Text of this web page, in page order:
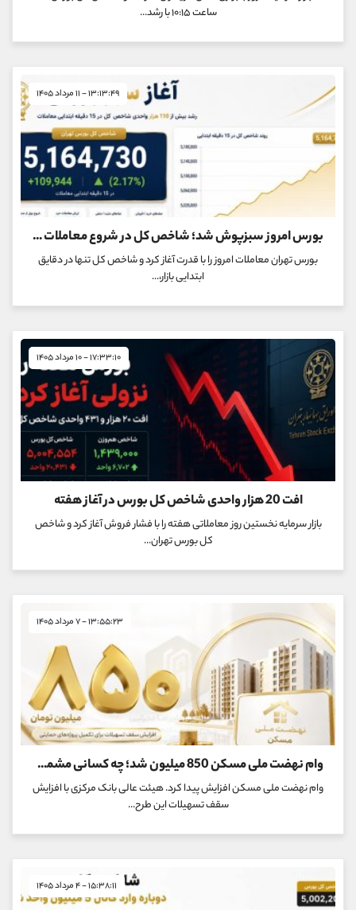
ساعت ۱۰:۱۵ با رشد...
۱۳:۱۳:۴۹ - ۱۱ مرداد ۱۴۰۵
بورس امروز سبزپوش شد؛ شاخص کل در شروع معاملات بیش از 110 هزار واحد رشد کرد
بورس تهران معاملات امروز را با قدرت آغاز کرد و شاخص کل تنها در دقایق
ابتدایی بازار،...
۱۷:۳۳:۱۰ - ۱۰ مرداد ۱۴۰۵
افت 20 هزار واحدی شاخص کل بورس در آغاز هفته
بازار سرمایه نخستین روز معاملاتی هفته را با فشار فروش آغاز کرد و شاخص
کل بورس تهران...
۱۳:۵۵:۲۳ - ۷ مرداد ۱۴۰۵
وام نهضت ملی مسکن 850 میلیون شد؛ چه کسانی مشمول دریافت هستند؟
وام نهضت ملی مسکن افزایش پیدا کرد. هیئت عالی بانک مرکزی با افزایش
سقف تسهیلات این طرح...
۱۵:۳۸:۱۱ - ۴ مرداد ۱۴۰۵
کانال بله @alirezamehrabi_official